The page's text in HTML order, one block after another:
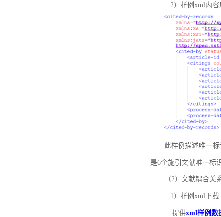
2）样例xml内容
此样例描述唯一标
是6个施引文献唯一标
（2）文献耦合关
1）样例xml下载
提供xml样例数